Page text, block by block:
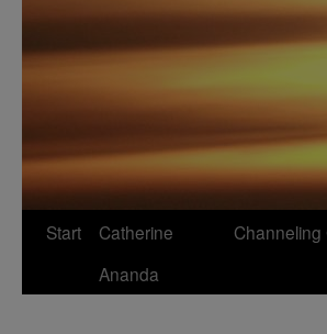
Start
Catherine
Ananda
Channeling